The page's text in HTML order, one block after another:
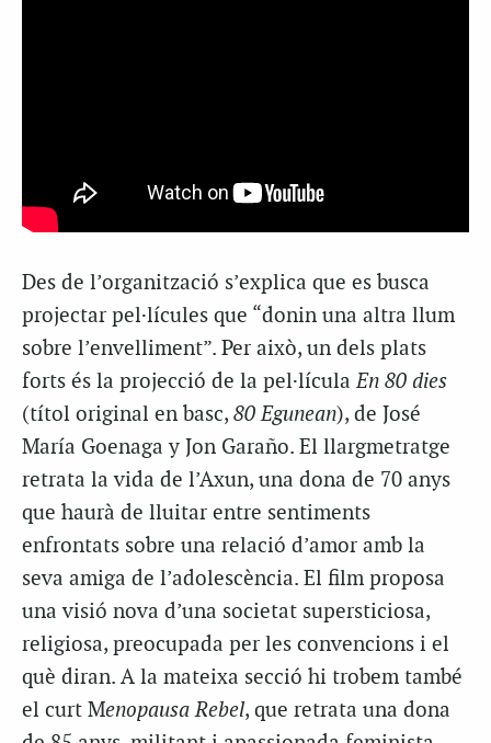
Des de l’organització s’explica que es busca
projectar pel·lícules que “donin una altra llum
sobre l’envelliment”. Per això, un dels plats
forts és la projecció de la pel·lículaEn 80 dies
(títol original en basc, 80Egunean), de José
María Goenaga y Jon Garaño. El llargmetratge
retrata la vida de l’Axun, una dona de 70 anys
que haurà de lluitar entre sentiments
enfrontats sobre una relació d’amor amb la
seva amiga de l’adolescència. El film proposa
una visió nova d’una societat supersticiosa,
religiosa, preocupada per les convencions i el
què diran. A la mateixa secció hi trobem també
el curt Menopausa Rebel, que retrata una dona